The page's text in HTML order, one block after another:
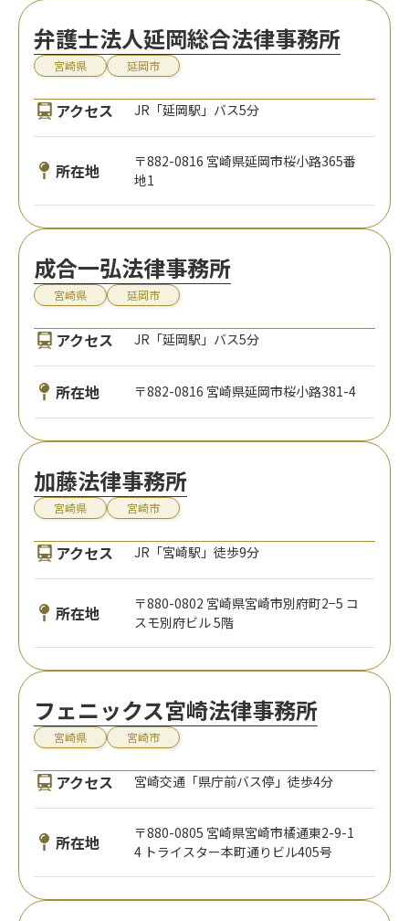
弁護士法人延岡総合法律事務所
宮崎県 延岡市
アクセス JR「延岡駅」バス5分
所在地
〒882-0816 宮崎県延岡市桜小路365番
地1
成合一弘法律事務所
宮崎県 延岡市
アクセス JR「延岡駅」バス5分
所在地 〒882-0816 宮崎県延岡市桜小路381-4
加藤法律事務所
宮崎県 宮崎市
アクセス JR「宮崎駅」徒歩9分
所在地
〒880-0802 宮崎県宮崎市別府町2−5 コ
スモ別府ビル 5階
フェニックス宮崎法律事務所
宮崎県 宮崎市
アクセス 宮崎交通「県庁前バス停」徒歩4分
所在地
〒880-0805 宮崎県宮崎市橘通東2-9-1
4 トライスター本町通りビル405号